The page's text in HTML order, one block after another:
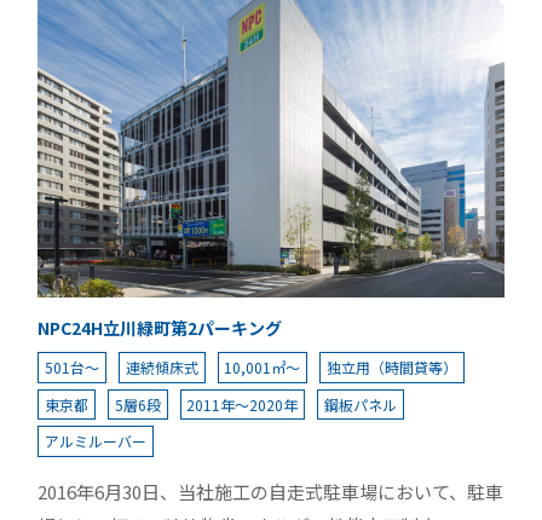
NPC24H立川緑町第2パーキング
501台～ 連続傾床式 10,001㎡～
独立用（時間貸等）
東京都
5層6段 2011年～2020年
鋼板パネル
アルミルーバー
2016年6月30日、当社施工の自走式駐車場において、駐車